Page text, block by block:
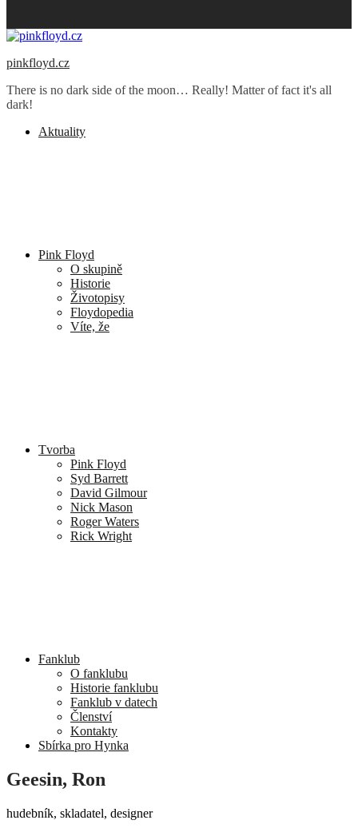
pinkfloyd.cz
There is no dark side of the moon… Really! Matter of fact it's all
dark!
Aktuality
Pink Floyd
O skupině
Historie
Životopisy
Floydopedia
Víte, že
Tvorba
Pink Floyd
Syd Barrett
David Gilmour
Nick Mason
Roger Waters
Rick Wright
Fanklub
O fanklubu
Historie fanklubu
Fanklub v datech
Členství
Kontakty
Sbírka pro Hynka
Geesin, Ron
hudebník, skladatel, designer